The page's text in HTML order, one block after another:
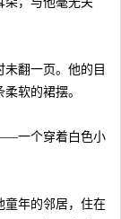
翻一页。他的目
软的裙摆。
一个穿着白色小
童年的邻居，住在